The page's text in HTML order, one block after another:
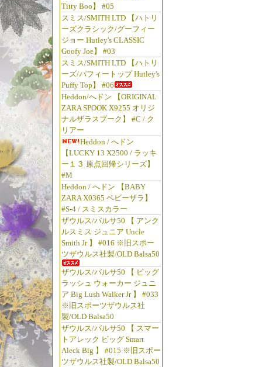
Titty Boo】 #05
スミス/SMITH LTD 【ハトリ
ーズクラシック/グーフィー
ジョー Hutley's CLASSIC
Goofy Joe】 #03
スミス/SMITH LTD 【ハトリ
ーズ/パフィートップ Hutley's
Puffy Top】 #06
Heddon/へドン 【ORIGINAL
ZARA SPOOK X9255 オリジ
ナルザラスプーク】 #C / ク
リアー
Heddon / へドン
【LUCKY 13 X2500 / ラッキ
ー１３ 原点回帰シリーズ】
#M
Heddon / へドン 【BABY
ZARA X0365 ベビーザラ】
#S-4 / スミスカラー
ザウルス/バルサ50 【 アンク
ルスミス ジュニア Uncle
Smith Jr 】 #016 ※旧スポー
ツザウルス社製/OLD Balsa50
ザウルス/バルサ50 【 ビッグ
ラッシュ ウォーカー ジュニ
ア Big Lush Walker Jr 】 #033
※旧スポーツザウルス社
製/OLD Balsa50
ザウルス/バルサ50 【 スマー
トアレック ビッグ Smart
Aleck Big 】 #015 ※旧スポー
ツザウルス社製/OLD Balsa50